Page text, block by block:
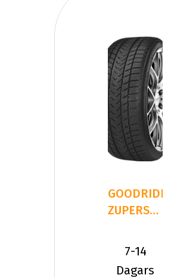
GOODRIDE
ZUPERSNOW
225/40R19
93 V XL
7-14
Dagars